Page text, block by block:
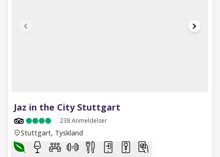
Jaz in the City Stuttgart
238Anmeldelser
Stuttgart, Tyskland